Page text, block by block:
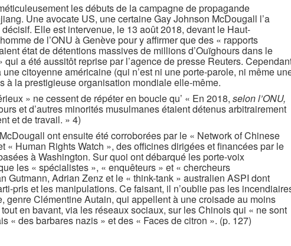
les débuts de la campagne de propagande
Une avocate US, une certaine Gay Johnson McDougall l’a
Elle est intervenue, le 13 août 2018, devant le Haut-
de l’ONU à Genève pour y affirmer que des « rapports
état de détentions massives de millions d’Ouïghours dans le
a été aussitôt reprise par l’agence de presse Reuters.
citoyenne américaine (qui n’est ni une porte-parole, ni même
à la prestigieuse organisation mondiale elle-même.
» ne cessent de répéter en boucle qu’ « En 2018, selon l’ONU,
et d’autres minorités musulmanes étaient détenus arbitrairement
et de travail. » 4)
ont ensuite été corroborées par le « Network of Chinese
« Human Rights Watch », des officines dirigées et financées par le
à Washington. Sur quoi ont débarqué les porte-voix
les « spécialistes », « enquêteurs » et « chercheurs
Gutmann, Adrian Zenz et le « think-tank » australien ASPI dont
pris et les manipulations. Ce faisant, il n’oublie pas les
genre Clémentine Autain, qui appellent à une croisade au moins
en bavant, via les réseaux sociaux, sur les Chinois qui « ne sont
« des barbares nazis » et des « Faces de citron ». (p. 127)